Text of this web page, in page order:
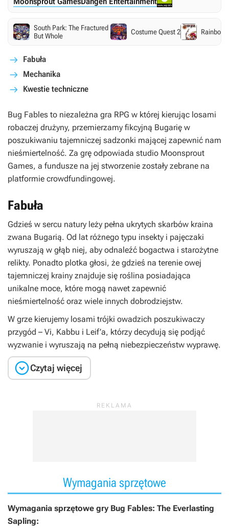
South Park: The Fractured
But Whole
Costume Quest 2 Rainbow
Fabuła
Mechanika
Kwestie techniczne
Bug Fables to niezależna gra RPG w której kierując losami
robaczej drużyny, przemierzamy fikcyjną Bugarię w
poszukiwaniu tajemniczej sadzonki mającej zapewnić nam
nieśmiertelność. Za grę odpowiada studio Moonsprout
Games, a fundusze na jej stworzenie zostały zebrane na
platformie crowdfundingowej.
Fabuła
Gdzieś w sercu natury leży pełna ukrytych skarbów kraina
zwana Bugarią. Od lat różnego typu insekty i pajęczaki
wyruszają w głąb niej, aby odnaleźć bogactwa i starożytne
relikty. Ponadto plotka głosi, że gdzieś na terenie owej
tajemniczej krainy znajduje się roślina posiadająca
unikalne moce, które mogą nawet zapewnić
nieśmiertelność oraz wiele innych dobrodziejstw.
W grze kierujemy losami trójki owadzich poszukiwaczy
przygód – Vi, Kabbu i Leif’a, którzy decydują się podjąć
wyzwanie i wyruszają na pełną niebezpieczeństw wyprawę.
Czytaj więcej
Wymagania sprzętowe
Wymagania sprzętowe gry Bug Fables: The Everlasting
Sapling: